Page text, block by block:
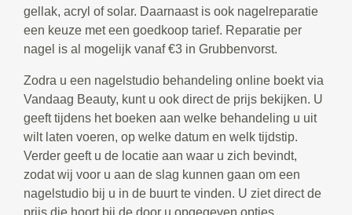
gellak, acryl of solar. Daarnaast is ook nagelreparatie
een keuze met een goedkoop tarief. Reparatie per
nagel is al mogelijk vanaf €3 in Grubbenvorst.
Zodra u een nagelstudio behandeling online boekt via
Vandaag Beauty, kunt u ook direct de prijs bekijken. U
geeft tijdens het boeken aan welke behandeling u uit
wilt laten voeren, op welke datum en welk tijdstip.
Verder geeft u de locatie aan waar u zich bevindt,
zodat wij voor u aan de slag kunnen gaan om een
nagelstudio bij u in de buurt te vinden. U ziet direct de
prijs die hoort bij de door u opgegeven opties.